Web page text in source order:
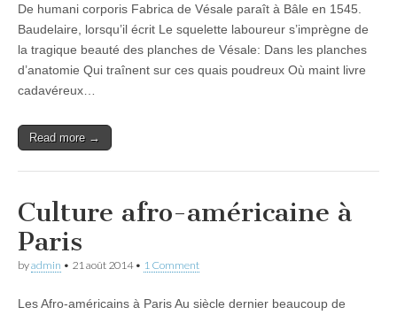
De humani corporis Fabrica de Vésale paraît à Bâle en 1545.
Baudelaire, lorsqu’il écrit Le squelette laboureur s’imprègne de
la tragique beauté des planches de Vésale: Dans les planches
d’anatomie Qui traînent sur ces quais poudreux Où maint livre
cadavéreux…
Read more →
Culture afro-américaine à
Paris
byadmin • 21 août 2014• 1 Comment
Les Afro-américains à Paris Au siècle dernier beaucoup de